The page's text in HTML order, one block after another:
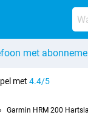
met
met4.4/5
Garmin HRM 200